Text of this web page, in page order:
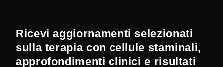
Ricevi aggiornamenti selezionati
sulla terapia con cellule staminali,
approfondimenti clinici e risultati